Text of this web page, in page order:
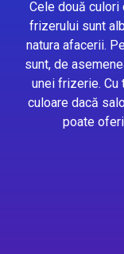
Cele două
frizerului sunt
natura afacerii.
sunt, de
unei frizerie. Cu
culoare dacă
poate